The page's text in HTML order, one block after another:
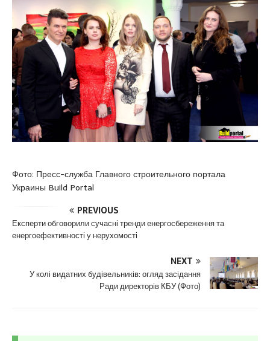
Фото: Пресс-служба Главного строительного портала
Украины Build Portal
PREVIOUS
Експерти обговорили сучасні тренди енергосбереження та
енергоефективності у нерухомості
NEXT
У колі видатних будівельників: огляд засідання
Ради директорів КБУ (Фото)